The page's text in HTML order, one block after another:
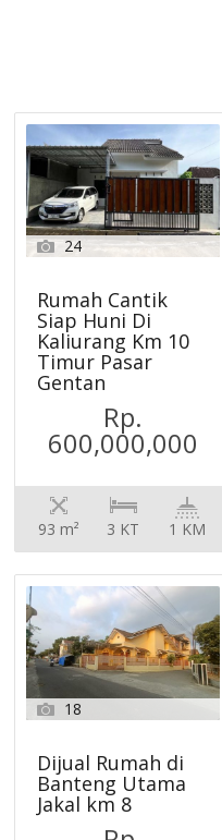
24
Rumah Cantik
Siap Huni Di
Kaliurang Km 10
Timur Pasar
Gentan
Rp.
600,000,000
93 m² 3 KT 1 KM
18
Dijual Rumah di
Banteng Utama
Jakal km 8